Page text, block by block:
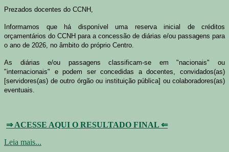
Prezados docentes do CCNH,
Informamos que há disponível uma reserva inicial de créditos
orçamentários do CCNH para a concessão de diárias e/ou passagens para
o ano de 2026, no âmbito do próprio Centro.
As diárias e/ou passagens classificam-se em "nacionais" ou
"internacionais" e podem ser concedidas a docentes, convidados(as)
[servidores(as) de outro órgão ou instituição pública] ou colaboradores(as)
eventuais.
⇒ ACESSE AQUI O RESULTADO FINAL ⇐
Leia mais...